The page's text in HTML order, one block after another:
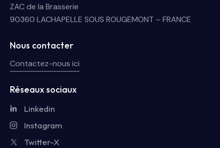
ZAC de la Brasserie
90360 LACHAPELLE SOUS ROUGEMONT – FRANCE
Nous contacter
Contactez-nous ici
Réseaux sociaux
Linkedin
Instagram
Twitter-X